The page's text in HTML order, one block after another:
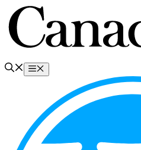
Перейти
содержимому
Меню